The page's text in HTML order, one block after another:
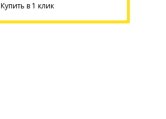
Купить в 1 клик